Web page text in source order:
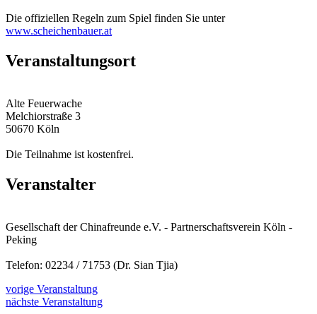
Die offiziellen Regeln zum Spiel finden Sie unter
www.scheichenbauer.at
Veranstaltungsort
Alte Feuerwache
Melchiorstraße 3
50670 Köln
Die Teilnahme ist kostenfrei.
Veranstalter
Gesellschaft der Chinafreunde e.V. - Partnerschaftsverein Köln -
Peking
Telefon: 02234 / 71753 (Dr. Sian Tjia)
vorige Veranstaltung
nächste Veranstaltung